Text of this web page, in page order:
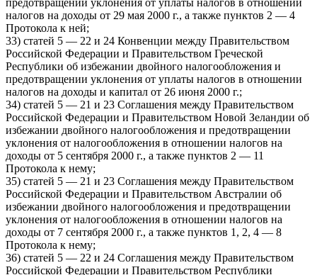
налогов на доходы от 29 мая 2000 г., а также пунктов 2 — 4
Протокола к ней;
33) статей 5 — 22 и 24 Конвенции между Правительством
Российской Федерации и Правительством Греческой
Республики об избежании двойного налогообложения и
предотвращении уклонения от уплаты налогов в отношении
налогов на доходы и капитал от 26 июня 2000 г.;
34) статей 5 — 21 и 23 Соглашения между Правительством
Российской Федерации и Правительством Новой Зеландии об
избежании двойного налогообложения и предотвращении
уклонения от налогообложения в отношении налогов на
доходы от 5 сентября 2000 г., а также пунктов 2 — 11
Протокола к нему;
35) статей 5 — 21 и 23 Соглашения между Правительством
Российской Федерации и Правительством Австралии об
избежании двойного налогообложения и предотвращении
уклонения от налогообложения в отношении налогов на
доходы от 7 сентября 2000 г., а также пунктов 1, 2, 4 — 8
Протокола к нему;
36) статей 5 — 22 и 24 Соглашения между Правительством
Российской Федерации и Правительством Республики